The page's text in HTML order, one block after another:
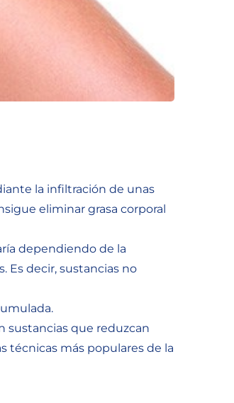
la infiltración de unas
eliminar grasa corporal
dependiendo de la
Es decir, sustancias no
sustancias que reduzcan
técnicas más populares de la